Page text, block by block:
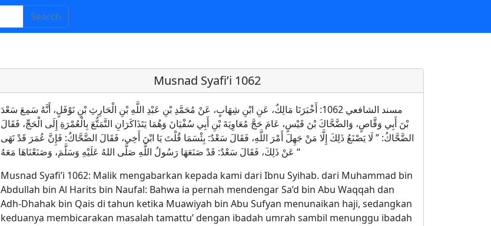
Search
Musnad Syafi’i 1062
مسند الشافعي 1062: أَخْبَرَنَا مَالِكٌ، عَنِ ابْنِ شِهَابٍ، عَنْ مُحَمَّدِ بْنِ عَبْدِ اللَّهِ بْنِ الْحَارِثِ بْنِ نَوْفَلٍ، أَنَّهُ سَمِعَ سَعْدَ
بْنَ أَبِي وَقَّاصٍ، وَالضَّحَّاكَ بْنَ قَيْسٍ، عَامَ حَجَّ مُعَاوِيَةَ بْنِ أَبِي سُفْيَانَ وَهُمَا يَتَذَاكَرَانِ التَّمَتُّعَ بِالْعُمْرَةِ إِلَى الْحَجِّ، فَقَالَ
الضَّحَّاكُ: ” لَا يَصْنَعُ ذَلِكَ إِلَّا مَنْ جَهِلَ أَمْرَ اللَّهِ، فَقَالَ سَعْدٌ: بِئْسَمَا قُلْتَ يَا ابْنَ أَخِي، فَقَالَ الضَّحَّاكُ: فَإِنَّ عُمَرَ قَدْ نَهَى
عَنْ ذَلِكَ، فَقَالَ سَعْدٌ: قَدْ صَنَعَهَا رَسُولُ اللَّهِ صَلَّى اللهُ عَلَيْهِ وَسَلَّمَ، وَصَنَعْنَاهَا مَعَهُ “
Musnad Syafi’i 1062: Malik mengabarkan kepada kami dari Ibnu Syihab. dari Muhammad bin
Abdullah bin Al Harits bin Naufal: Bahwa ia pernah mendengar Sa’d bin Abu Waqqah dan
Adh-Dhahak bin Qais di tahun ketika Muawiyah bin Abu Sufyan menunaikan haji, sedangkan
keduanya membicarakan masalah tamattu’ dengan ibadah umrah sambil menunggu ibadah